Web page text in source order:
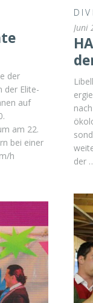
der
der Elite-
auf
am 22.
bei einer
h
Juni
der